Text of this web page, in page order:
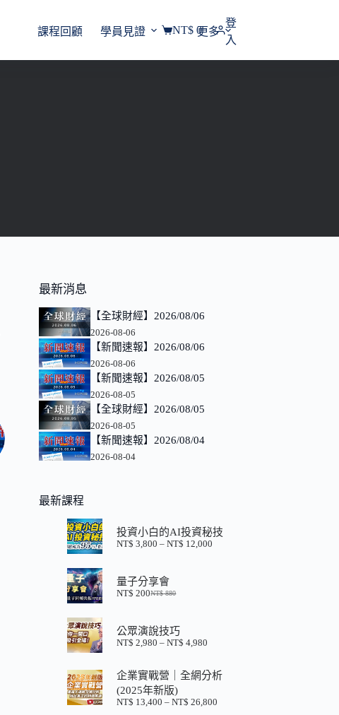
課程回顧 學員見證 更多
購
NT$0
登
入
最新消息
【全球財經】2026/08/06
2026-08-06
【新聞速報】2026/08/06
2026-08-06
【新聞速報】2026/08/05
2026-08-05
【全球財經】2026/08/05
2026-08-05
【新聞速報】2026/08/04
2026-08-04
最新課程
投資小白的AI投資秘技
NT$ 3,800 – NT$ 12,000
量子分享會
NT$880
原
價
格：
NT$ 200
目
價
格：
公眾演說技巧
NT$ 2,980 – NT$ 4,980
範
圍：
到
企業實戰營｜全網分析
(2025年新版)
NT$ 13,400 – NT$ 26,800